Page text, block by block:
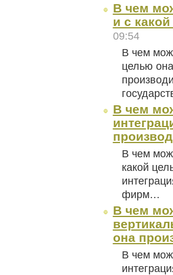
В чем
и с
09:54
В чем
целью
В чем
В чем
какой
фирм…
В чем
она
В чем